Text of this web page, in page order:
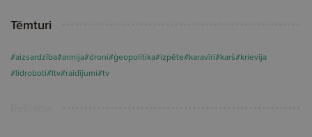
Tēmturi
#aizsardzība#armija#droni#ģeopolitika#izpēte#karavīri#karš#krievija
#lidroboti#ltv#raidījumi#tv